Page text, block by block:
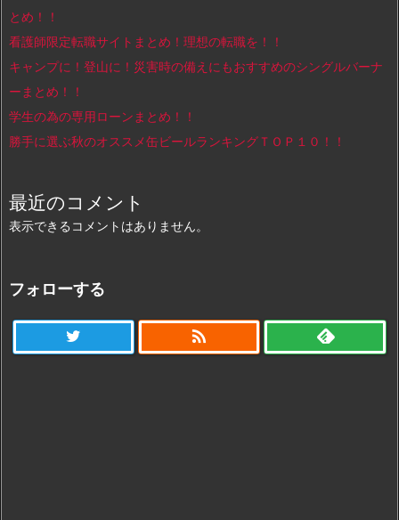
とめ！！
看護師限定転職サイトまとめ！理想の転職を！！
キャンプに！登山に！災害時の備えにもおすすめのシングルバーナ
ーまとめ！！
学生の為の専用ローンまとめ！！
勝手に選ぶ秋のオススメ缶ビールランキングＴＯＰ１０！！
最近のコメント
表示できるコメントはありません。
フォローする
